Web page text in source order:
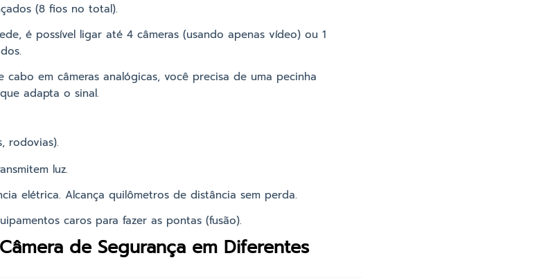
(8 fios no total).
é possível ligar até 4 câmeras (usando apenas vídeo) ou 1
cabo em câmeras analógicas, você precisa de uma pecinha
adapta o sinal.
rodovias).
luz.
elétrica. Alcança quilômetros de distância sem perda.
caros para fazer as pontas (fusão).
de Segurança em Diferentes